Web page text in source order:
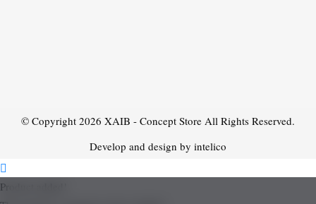
© Copyright 2026 XAIB - Concept Store All Rights Reserved.
Develop and design by intelico
Product added!